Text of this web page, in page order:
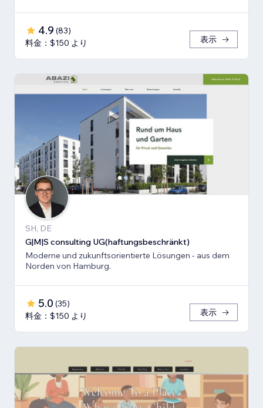
4.9 (83)
料金：$150 より
表示
SH, DE
G|M|S consulting UG(haftungsbeschränkt)
Moderne und zukunftsorientierte Lösungen - aus dem
Norden von Hamburg.
5.0 (35)
料金：$150 より
表示